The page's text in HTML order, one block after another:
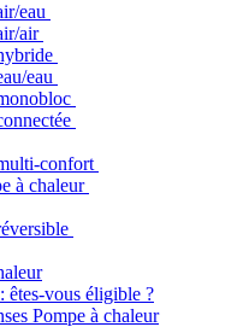
eau
air
eau
confort
à chaleur
êtes-vous éligible ?
Pompe à chaleur